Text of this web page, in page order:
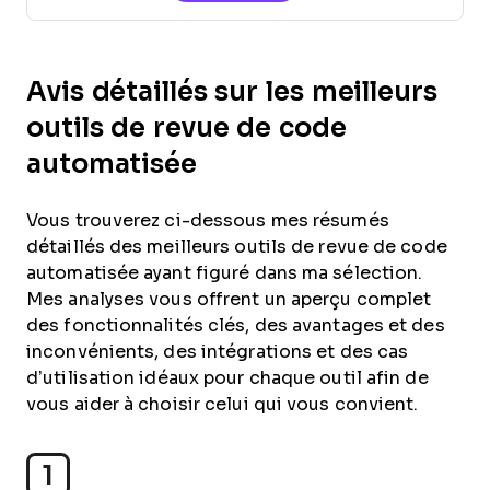
Avis détaillés sur les meilleurs
outils de revue de code
automatisée
Vous trouverez ci-dessous mes résumés
détaillés des meilleurs outils de revue de code
automatisée ayant figuré dans ma sélection.
Mes analyses vous offrent un aperçu complet
des fonctionnalités clés, des avantages et des
inconvénients, des intégrations et des cas
d’utilisation idéaux pour chaque outil afin de
vous aider à choisir celui qui vous convient.
1